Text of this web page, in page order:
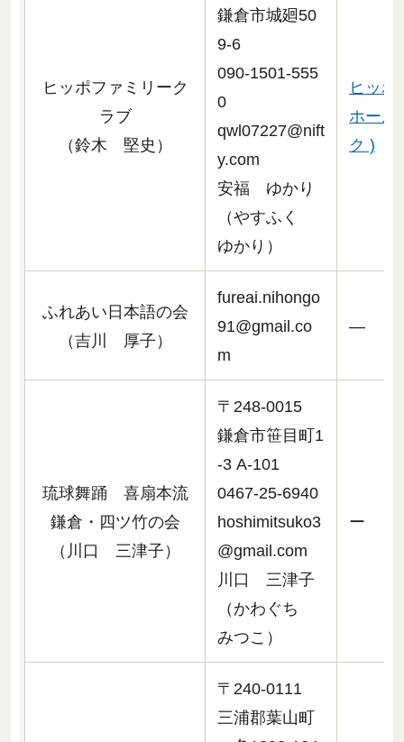
ヒッポファミリーク
ラブ
（鈴木 堅史）
鎌倉市城廻50
9-6
090-1501-555
0
qwl07227@nift
y.com
安福 ゆかり
（やすふく
ゆかり）
ヒッポ
ホーム
ク )
ふれあい日本語の会
（吉川 厚子）
fureai.nihongo
91@gmail.co
m
―
琉球舞踊 喜扇本流
鎌倉・四ツ竹の会
（川口 三津子）
〒248-0015
鎌倉市笹目町1
-3 A-101
0467-25-6940
hoshimitsuko3
@gmail.com
川口 三津子
（かわぐち
みつこ）
ー
〒240-0111
三浦郡葉山町